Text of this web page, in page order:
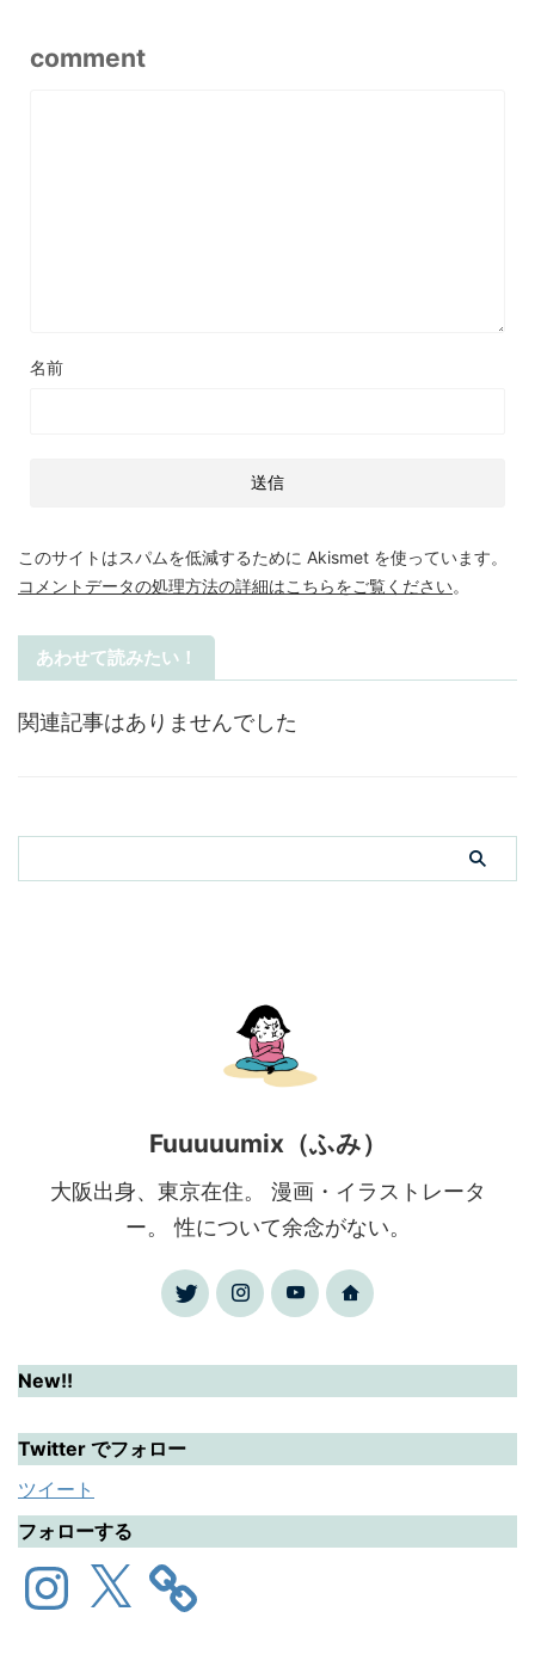
comment
名前
このサイトはスパムを低減するために Akismet を使っています。
コメントデータの処理方法の詳細はこちらをご覧ください。
あわせて読みたい！
関連記事はありませんでした
Fuuuuumix（ふみ）
大阪出身、東京在住。 漫画・イラストレータ
ー。 性について余念がない。
New!!
Twitter でフォロー
ツイート
フォローする